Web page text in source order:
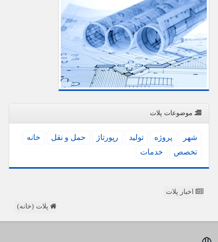
موضوعات پلات
شهر پروژه تولید رپورتاژ حمل و نقل
خانه
تخصص
خدمات
اخبار پلات
پلات (خانه)